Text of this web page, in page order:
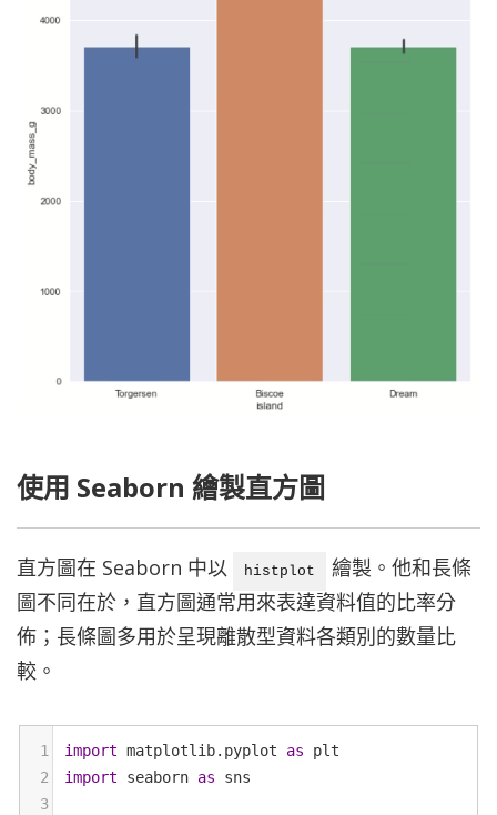
使用 Seaborn 繪製直方圖
直方圖在 Seaborn 中以 histplot
繪製。他和長條
圖不同在於，直方圖通常用來表達資料值的比率分
佈；長條圖多用於呈現離散型資料各類別的數量比
較。
1 import matplotlib. pyplot as
plt
2
import seaborn as
sns
3